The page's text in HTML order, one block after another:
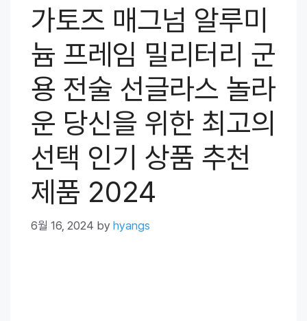
가토즈 매그넘 알루미
늄 프레임 밀리터리 군
용 전술 선글라스 놀라
운 당신을 위한 최고의
선택 인기 상품 추천
제품 2024
6월 16, 2024 by hyangs